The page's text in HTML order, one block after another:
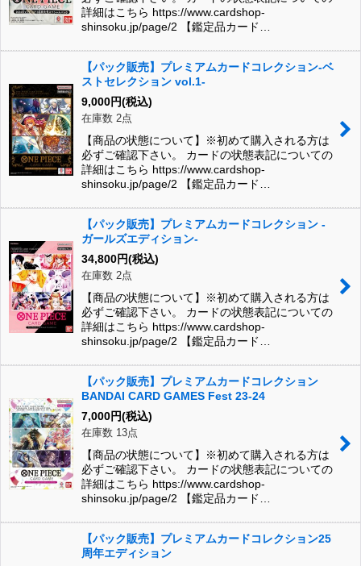
詳細はこちら https://www.cardshop-
shinsoku.jp/page/2 【鑑定品カード…
【パック販売】プレミアムカードコレクション-ベ
ストセレクション vol.1-
9,000円(税込)
在庫数 2点
【商品の状態について】※初めて購入される方は
必ずご確認下さい。 カードの状態表記についての
詳細はこちら https://www.cardshop-
shinsoku.jp/page/2 【鑑定品カード…
【パック販売】プレミアムカードコレクション -
ガールズエディション-
34,800円(税込)
在庫数 2点
【商品の状態について】※初めて購入される方は
必ずご確認下さい。 カードの状態表記についての
詳細はこちら https://www.cardshop-
shinsoku.jp/page/2 【鑑定品カード…
【パック販売】プレミアムカードコレクション
BANDAI CARD GAMES Fest 23-24
7,000円(税込)
在庫数 13点
【商品の状態について】※初めて購入される方は
必ずご確認下さい。 カードの状態表記についての
詳細はこちら https://www.cardshop-
shinsoku.jp/page/2 【鑑定品カード…
【パック販売】プレミアムカードコレクション25
周年エディション